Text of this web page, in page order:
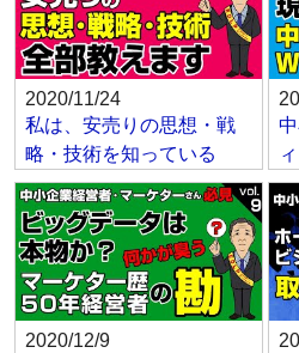
2020/11/24
私は、安売りの思想・戦
略・技術を知っている
2020/12/9